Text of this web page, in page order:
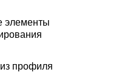
элементы
из профиля